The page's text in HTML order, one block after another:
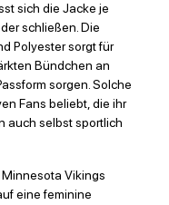
sich die Jacke je
schließen. Die
Polyester sorgt für
Bündchen an
sorgen. Solche
Fans beliebt, die ihr
auch selbst sportlich
Vikings
eine feminine